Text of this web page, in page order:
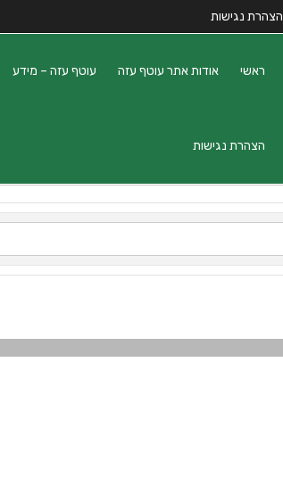
הצהרת נגישות
ראשי אודות אתר עוטף עזה עוטף עזה – מידע
הצהרת נגישות